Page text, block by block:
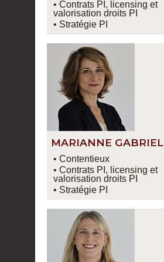
• Contrats PI, licensing et
valorisation droits PI
• Stratégie PI
MARIANNE GABRIEL
• Contentieux
• Contrats PI, licensing et
valorisation droits PI
• Stratégie PI